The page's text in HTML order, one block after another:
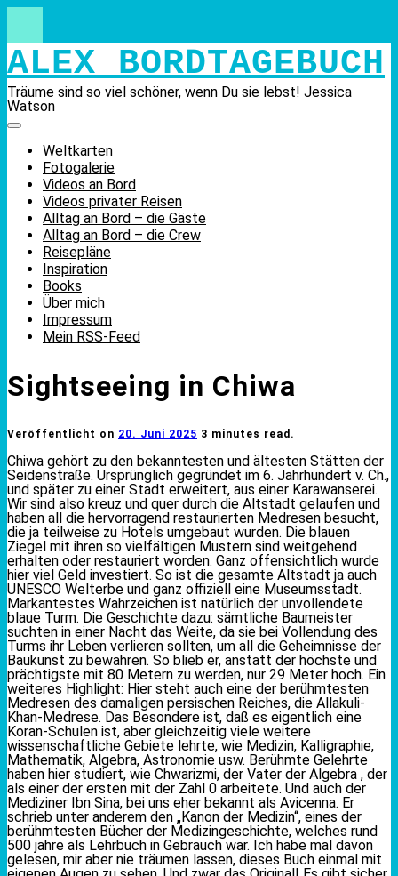
Skip
content
ALEX BORDTAGEBUCH
Träume sind so viel schöner, wenn Du sie lebst! Jessica
Watson
Weltkarten
Fotogalerie
Videos an Bord
Videos privater Reisen
Alltag an Bord – die Gäste
Alltag an Bord – die Crew
Reisepläne
Inspiration
Books
Über mich
Impressum
Mein RSS-Feed
Sightseeing in Chiwa
Veröffentlicht on 20. Juni 2025 3 minutes read.
Chiwa gehört zu den bekanntesten und ältesten Stätten der
Seidenstraße. Ursprünglich gegründet im 6. Jahrhundert v. Ch.,
und später zu einer Stadt erweitert, aus einer Karawanserei.
Wir sind also kreuz und quer durch die Altstadt gelaufen und
haben all die hervorragend restaurierten Medresen besucht,
die ja teilweise zu Hotels umgebaut wurden. Die blauen
Ziegel mit ihren so vielfältigen Mustern sind weitgehend
erhalten oder restauriert worden. Ganz offensichtlich wurde
hier viel Geld investiert. So ist die gesamte Altstadt ja auch
UNESCO Welterbe und ganz offiziell eine Museumsstadt.
Markantestes Wahrzeichen ist natürlich der unvollendete
blaue Turm. Die Geschichte dazu: sämtliche Baumeister
suchten in einer Nacht das Weite, da sie bei Vollendung des
Turms ihr Leben verlieren sollten, um all die Geheimnisse der
Baukunst zu bewahren. So blieb er, anstatt der höchste und
prächtigste mit 80 Metern zu werden, nur 29 Meter hoch. Ein
weiteres Highlight: Hier steht auch eine der berühmtesten
Medresen des damaligen persischen Reiches, die Allakuli-
Khan-Medrese. Das Besondere ist, daß es eigentlich eine
Koran-Schulen ist, aber gleichzeitig viele weitere
wissenschaftliche Gebiete lehrte, wie Medizin, Kalligraphie,
Mathematik, Algebra, Astronomie usw. Berühmte Gelehrte
haben hier studiert, wie Chwarizmi, der Vater der Algebra , der
als einer der ersten mit der Zahl 0 arbeitete. Und auch der
Mediziner Ibn Sina, bei uns eher bekannt als Avicenna. Er
schrieb unter anderem den „Kanon der Medizin“, eines der
berühmtesten Bücher der Medizingeschichte, welches rund
500 jahre als Lehrbuch in Gebrauch war. Ich habe mal davon
gelesen, mir aber nie träumen lassen, dieses Buch einmal mit